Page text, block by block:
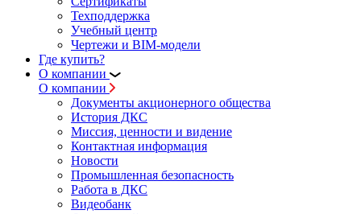
Техподдержка
Учебный центр
Чертежи и BIM-модели
Где купить?
О компании
О компании
Документы акционерного общества
История ДКС
Миссия, ценности и видение
Контактная информация
Новости
Промышленная безопасность
Работа в ДКС
Видеобанк